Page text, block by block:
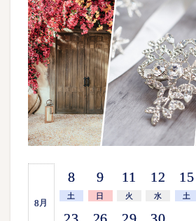
8 月
8
土
9
日
11
火
12
水
15
土